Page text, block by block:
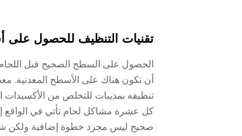
تقنيات التنظيف للحصول على
الحصول على السطح الصحيح قبل اللحام
أن تكون هناك على الأسطح المعدنية.
تنظيفه بمذيبات للتخلص من
كل عشرة مشاكل لحام تأتي في الواقع
صحيح ليس مجرد خطوة إضافية ولكن شيء